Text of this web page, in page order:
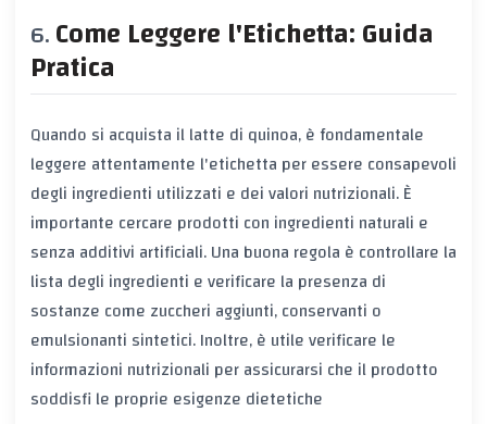
Come Leggere l'Etichetta: Guida
Pratica
Quando si acquista il latte di quinoa, è fondamentale
leggere attentamente l'etichetta per essere consapevoli
degli ingredienti utilizzati e dei valori nutrizionali. È
importante cercare prodotti con ingredienti naturali e
senza additivi artificiali. Una buona regola è controllare la
lista degli ingredienti e verificare la presenza di
sostanze come zuccheri aggiunti, conservanti o
emulsionanti sintetici. Inoltre, è utile verificare le
informazioni nutrizionali per assicurarsi che il prodotto
soddisfi le proprie esigenze dietetiche